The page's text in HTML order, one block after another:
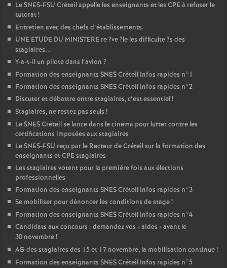
LeSNES-FSU Créteil appelle les enseignants et les CPE à refuser le
tutorat!
Entretien avec des chefs d’établissements.
UNE ETUDE DU MINISTERE re?ve?le les difficulte?s des
stagiaires...
Y-a-t-il un pilote dans l’avion ?
Formation des enseignants SNESCréteil Infos rapides n°1
Formation des enseignants SNESCréteil Infos rapides n°2
Discuter et débattre entre stagiaires, c’est essentiel!
Stagiaires, ne restez pas seuls !
LeSNESCréteil se lance dans le cinéma pour lutter contre les
certifications imposées aux stagiaires
LeSNES-FSU reçu par le Recteur de Créteil sur la formation des
enseignants etCPE stagiaires
Les stagiaires votent pour la première fois aux élections
professionnelles
Formation des enseignants SNESCréteil Infos rapides n°3
Se mobiliser pour dénoncer les conditions de stage!
Formation des enseignants SNESCréteil Infos rapides n°4
Candidats aux concours : demandez vos «aides » avant le
30 novembre!
AG des stagiaires des 15 et 17 novembre, la mobilisation continue!
Formation des enseignants SNESCréteil Infos rapides n°5